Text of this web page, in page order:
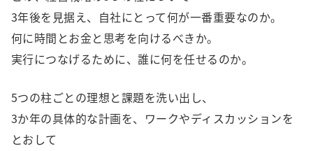
3年後を見据え、自社にとって何が一番重要なのか。
何に時間とお金と思考を向けるべきか。
実行につなげるために、誰に何を任せるのか。
5つの柱ごとの理想と課題を洗い出し、
3か年の具体的な計画を、ワークやディスカッションを
とおして